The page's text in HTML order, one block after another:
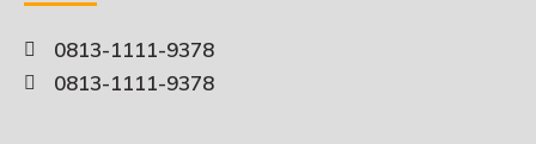
0813-1111-9378
0813-1111-9378